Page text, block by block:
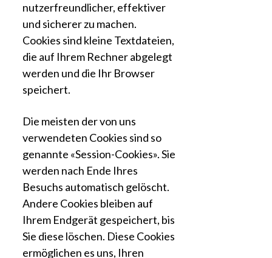
nutzerfreundlicher, effektiver
und sicherer zu machen.
Cookies sind kleine Textdateien,
die auf Ihrem Rechner abgelegt
werden und die Ihr Browser
speichert.
Die meisten der von uns
verwendeten Cookies sind so
genannte «Session-Cookies». Sie
werden nach Ende Ihres
Besuchs automatisch gelöscht.
Andere Cookies bleiben auf
Ihrem Endgerät gespeichert, bis
Sie diese löschen. Diese Cookies
ermöglichen es uns, Ihren